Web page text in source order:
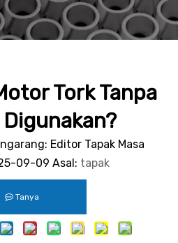
Tork Tanpa
Editor Tapak Masa
09-09 Asal: tapak
Tanya